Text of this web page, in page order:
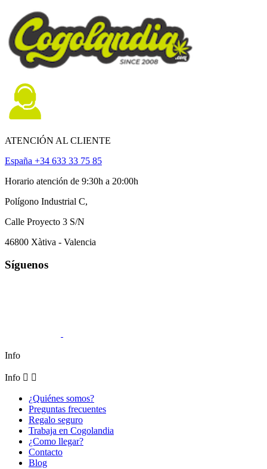
ATENCIÓN AL CLIENTE
España +34 633 33 75 85
Horario atención de 9:30h a 20:00h
Polígono Industrial C,
Calle Proyecto 3 S/N
46800 Xàtiva - Valencia
Síguenos
Info
Info  
¿Quiénes somos?
Preguntas frecuentes
Regalo seguro
Trabaja en Cogolandia
¿Como llegar?
Contacto
Blog